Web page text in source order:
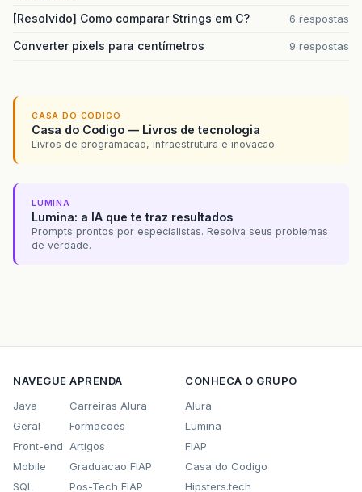
[Resolvido] Como comparar Strings em C? 6 respostas
Converter pixels para centímetros 9 respostas
CASA DO CODIGO
Casa do Codigo — Livros de tecnologia
Livros de programacao, infraestrutura e inovacao
LUMINA
Lumina: a IA que te traz resultados
Prompts prontos por especialistas. Resolva seus problemas
de verdade.
NAVEGUE
Java
Geral
Front-end
Mobile
SQL
APRENDA
Carreiras Alura
Formacoes
Artigos
Graduacao FIAP
Pos-Tech FIAP
CONHECA O GRUPO
Alura
Lumina
FIAP
Casa do Codigo
Hipsters.tech